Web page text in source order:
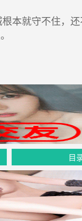
本就守不住，
目